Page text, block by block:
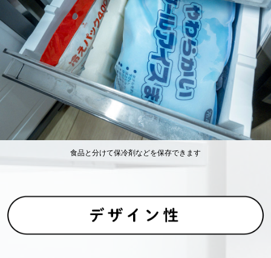
食品と分けて保冷剤などを保存できます